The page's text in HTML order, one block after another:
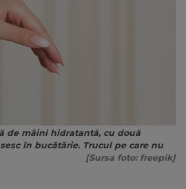
de mâini hidratantă, cu două
în bucătărie. Trucul pe care nu
[Sursa foto: freepik]